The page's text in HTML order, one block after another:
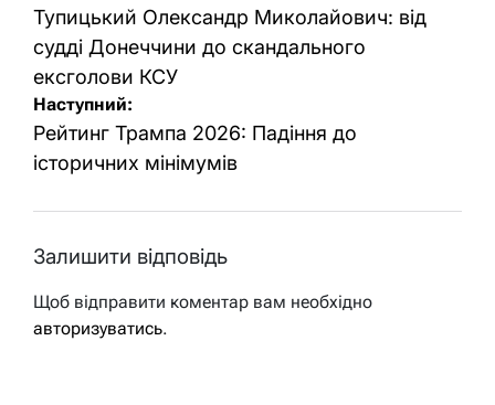
записів
Тупицький Олександр Миколайович: від
судді Донеччини до скандального
ексголови КСУ
Наступний:
Рейтинг Трампа 2026: Падіння до
історичних мінімумів
Залишити відповідь
Щоб відправити коментар вам необхідно
авторизуватись.